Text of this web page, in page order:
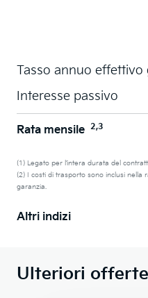
Tasso annuo effettivo
Interesse passivo
Rata mensile 2,3
(1) Legato per l’intera durata del
(2) I costi di trasporto sono inclusi nella
garanzia.
Altri indizi
Ulteriori offerte